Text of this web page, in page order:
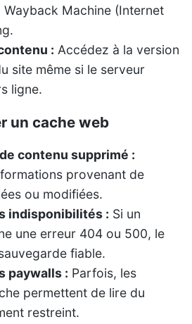
Wayback Machine (Internet
: Accédez à la version
site même si le serveur
ligne.
un cache web
contenu supprimé :
provenant de
ou modifiées.
indisponibilités : Si un
une erreur 404 ou 500, le
fiable.
paywalls : Parfois, les
permettent de lire du
restreint.